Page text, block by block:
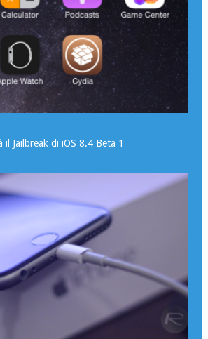
il Jailbreak di iOS 8.4 Beta 1